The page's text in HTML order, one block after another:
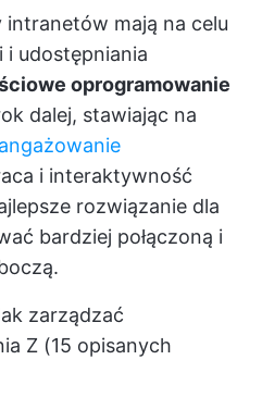
mają na celu
i udostępniania
oprogramowanie
dalej, stawiając na
i interaktywność
rozwiązanie dla
bardziej połączoną i
zarządzać
Z (15 opisanych